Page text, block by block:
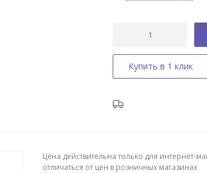
Купить в 1 клик
Цена действительна только для интернет-
отличаться от цен в розничных магазинах